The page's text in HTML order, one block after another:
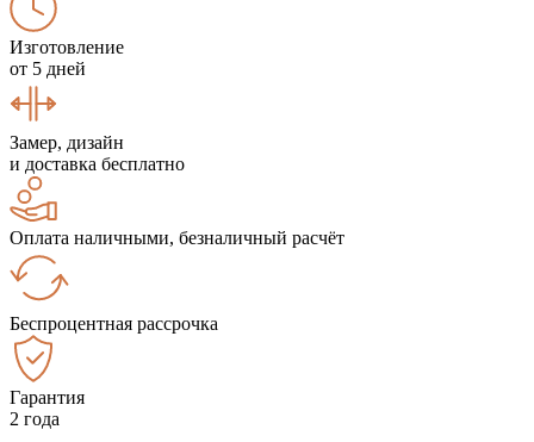
Изготовление
от 5 дней
Замер, дизайн
и доставка бесплатно
Оплата наличными, безналичный расчёт
Беспроцентная рассрочка
Гарантия
2 года